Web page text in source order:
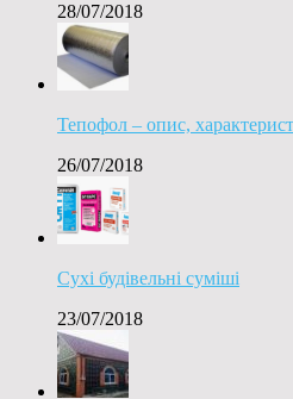
28/07/2018
Тепофол – опис,
26/07/2018
Сухі будівельні суміші
23/07/2018